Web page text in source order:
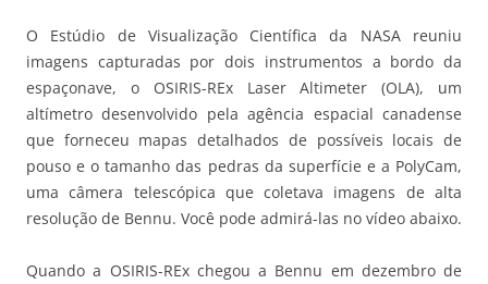
O Estúdio de Visualização Científica da NASA reuniu
imagens capturadas por dois instrumentos a bordo da
espaçonave, o OSIRIS-REx Laser Altimeter (OLA), um
altímetro desenvolvido pela agência espacial canadense
que forneceu mapas detalhados de possíveis locais de
pouso e o tamanho das pedras da superfície e a PolyCam,
uma câmera telescópica que coletava imagens de alta
resolução de Bennu. Você pode admirá-las no vídeo abaixo.
Quando a OSIRIS-REx chegou a Bennu em dezembro de